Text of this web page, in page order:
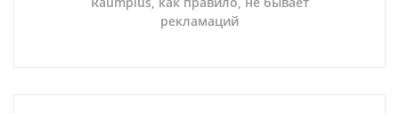
рекламаций